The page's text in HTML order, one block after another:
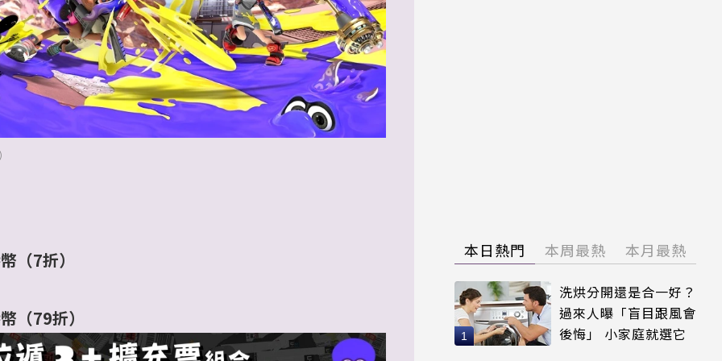
（7折）
（79折）
本日熱門 本周最熱 本月最熱
洗烘分開還是合一好？
過來人曝「盲目跟風會
後悔」 小家庭就選它